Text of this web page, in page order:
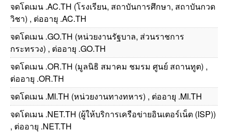
จดโดเมน .AC.TH (โรงเรียน, สถาบันการศึกษา, สถาบันกวด
วิชา) , ต่ออายุ .AC.TH
จดโดเมน .GO.TH (หน่วยงานรัฐบาล, ส่วนราชการ
กระทรวง) , ต่ออายุ .GO.TH
จดโดเมน .OR.TH (มูลนิธิ สมาคม ชมรม ศูนย์ สถานทูต) ,
ต่ออายุ .OR.TH
จดโดเมน .MI.TH (หน่วยงานทางทหาร) , ต่ออายุ .MI.TH
จดโดเมน .NET.TH (ผู้ให้บริการเครือข่ายอินเตอร์เน็ต (ISP))
, ต่ออายุ .NET.TH